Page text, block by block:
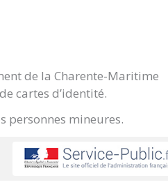
de la Charente-Maritime
cartes d’identité.
personnes mineures.